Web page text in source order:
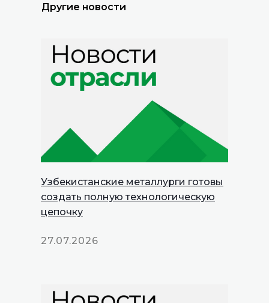
Другие новости
Узбекистанские металлурги готовы
создать полную технологическую
цепочку
27.07.2026